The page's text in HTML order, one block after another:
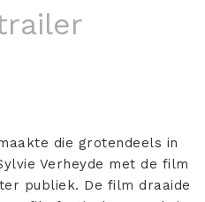
die grotendeels in
Verheyde met de film
publiek. De film draaide